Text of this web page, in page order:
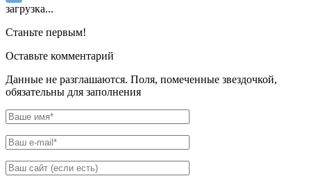
загрузка...
Станьте первым!
Оставьте комментарий
Данные не разглашаются. Поля, помеченные звездочкой,
обязательны для заполнения